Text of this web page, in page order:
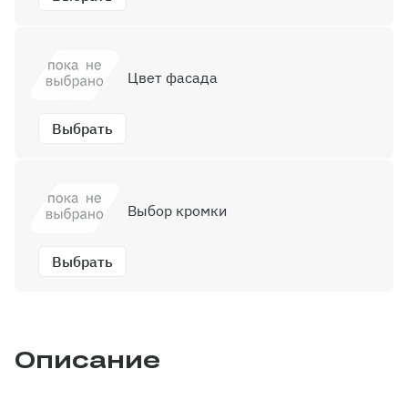
Выбрать
Цвет фасада
Выбрать
Выбор кромки
Описание